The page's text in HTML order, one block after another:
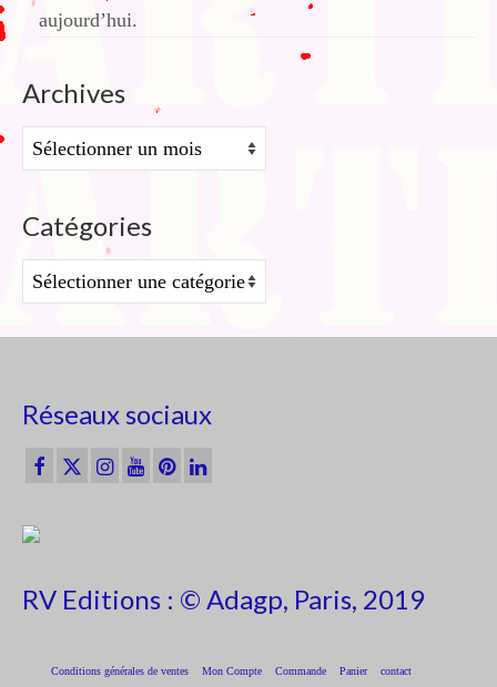
aujourd’hui.
Archives
Archives
Catégories
Catégories
Réseaux sociaux
RV Editions : © Adagp, Paris, 2019
Conditions générales de ventes Mon Compte Commande Panier contact